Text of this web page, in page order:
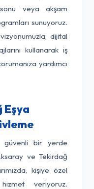
veya akşam
sunuyoruz.
dijital
kullanarak iş
yardımcı
Eşya
güvenli bir yerde
ve Tekirdağ
kişiye özel
veriyoruz.